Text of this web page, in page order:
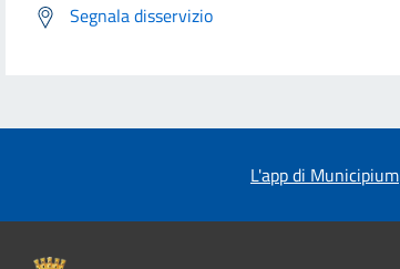
Segnala disservizio
L'app di Municipium